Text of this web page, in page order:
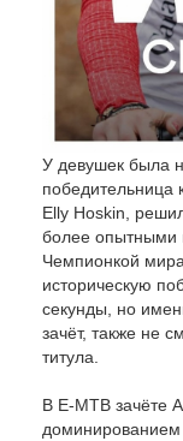
У девушек была
победительница
Elly Hoskin,
более опытными
Чемпионкой
историческую
секунды, но
зачёт, также не
титула.
В E-MTB зачёте
доминированием